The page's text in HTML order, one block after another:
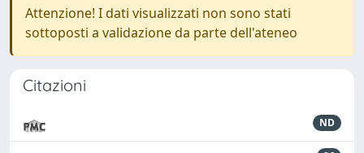
Attenzione! I dati visualizzati non sono stati
sottoposti a validazione da parte dell'ateneo
Citazioni
ND